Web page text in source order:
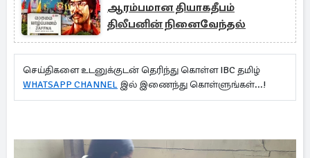
ஆரம்பமான தியாகதீபம்
திலீபனின் நினைவேந்தல்
செய்திகளை உடனுக்குடன் தெரிந்து கொள்ள IBC தமிழ்
WHATSAPP CHANNEL இல் இணைந்து கொள்ளுங்கள்...!